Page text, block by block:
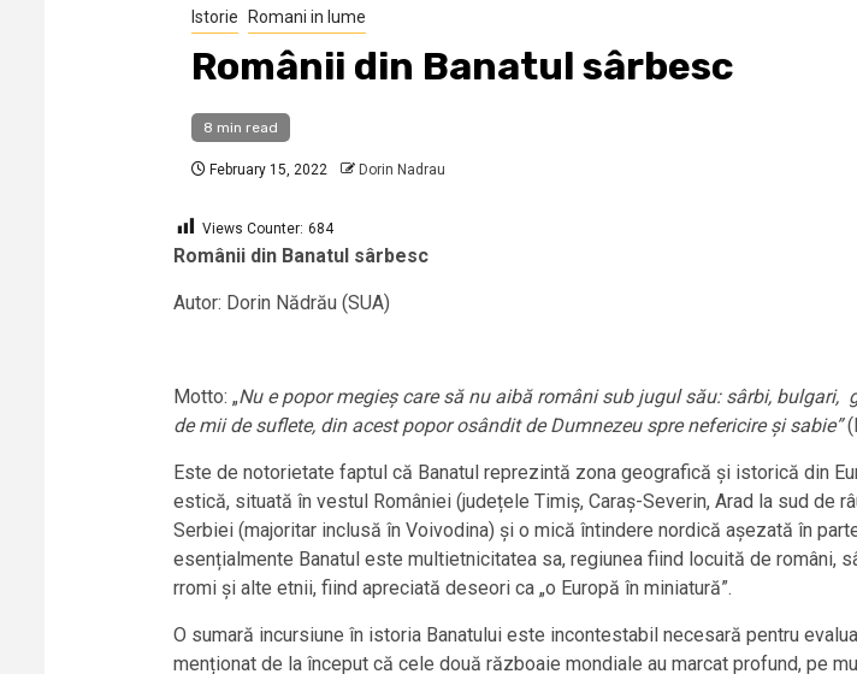
Istorie Romani in lume
Românii din Banatul sârbesc
8 min read
February 15, 2022 Dorin Nadrau
Views Counter: 684
Românii din Banatul sârbesc
Autor: Dorin Nădrău (SUA)
Motto: „Nu e popor megieș care să nu aibă români sub jugul său: sârbi,
de mii de suflete, din acest popor osândit de Dumnezeu spre nefericire și sabie”
Este de notorietate faptul că Banatul reprezintă zona geografică și istorică din
estică, situată în vestul României (județele Timiș, Caraș-Severin, Arad la sud de
Serbiei (majoritar inclusă în Voivodina) și o mică întindere nordică așezată în
esențialmente Banatul este multietnicitatea sa, regiunea fiind locuită de români,
rromi și alte etnii, fiind apreciată deseori ca „o Europă în miniatură”.
O sumară incursiune în istoria Banatului este incontestabil necesară pentru
menționat de la început că cele două războaie mondiale au marcat profund, pe